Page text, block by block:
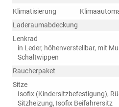
Klimatisierung
Laderaumabdeckung
Lenkrad
in Leder, höhenverstellbar, mit
Schaltwippen
Raucherpaket
Sitze
Isofix (Kindersitzbefestigung),
Sitzheizung, Isofix Beifahrersitz